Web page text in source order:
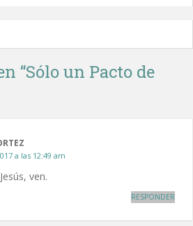
“Sólo un Pacto de
a las 12:49 am
ven.
RESPONDER